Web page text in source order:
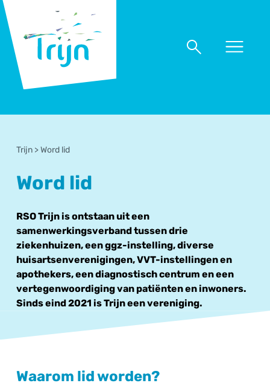
Trijn
Naar
Naar
Trijn >Word lid
Word lid
RSO Trijn is ontstaan uit een
samenwerkingsverband tussen drie
ziekenhuizen, een ggz-instelling, diverse
huisartsenverenigingen, VVT-instellingen en
apothekers, een diagnostisch centrum en een
vertegenwoordiging van patiënten en inwoners.
Sinds eind 2021 is Trijn een vereniging.
Waarom lid worden?